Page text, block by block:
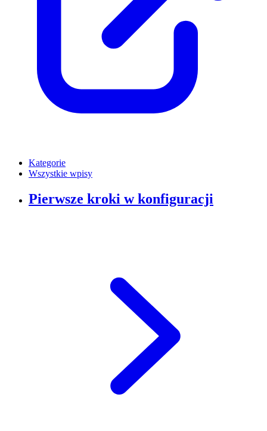
Kategorie
Wszystkie wpisy
Pierwsze kroki w konfiguracji